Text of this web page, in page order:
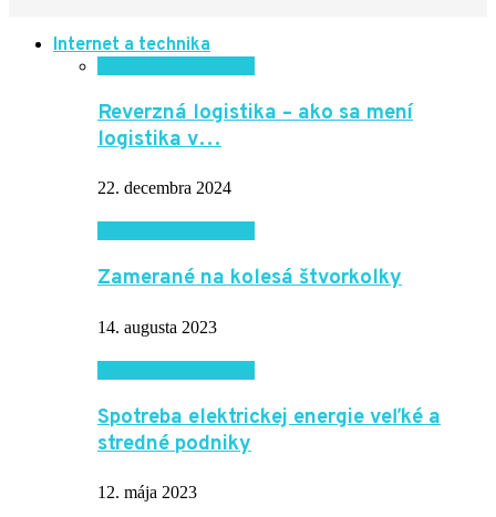
Internet a technika
Reverzná logistika – ako sa mení
logistika v…
22. decembra 2024
Zamerané na kolesá štvorkolky
14. augusta 2023
Spotreba elektrickej energie veľké a
stredné podniky
12. mája 2023